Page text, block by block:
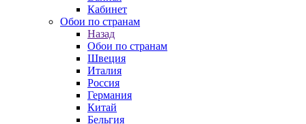
Кабинет
Обои по странам
Назад
Обои по странам
Швеция
Италия
Россия
Германия
Китай
Бельгия